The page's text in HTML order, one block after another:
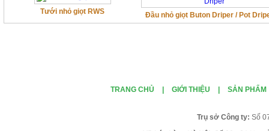
Tưới nhỏ giọt RWS Đầu nhỏ giọt Buton Driper / Pot
TRANG CHỦ GIỚI THIỆU SẢN PHẨM
Trụ sở Công ty: Số